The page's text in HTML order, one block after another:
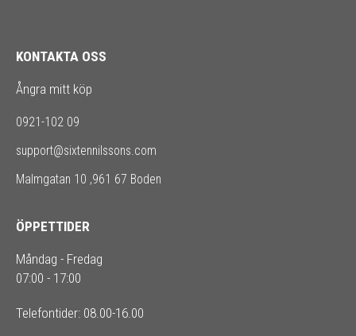
KONTAKTA OSS
Ångra mitt köp
0921-102 09
support@sixtennilssons.com
Malmgatan 10 ,961 67 Boden
ÖPPETTIDER
Måndag - Fredag
07:00 - 17:00
Telefontider: 08.00-16.00